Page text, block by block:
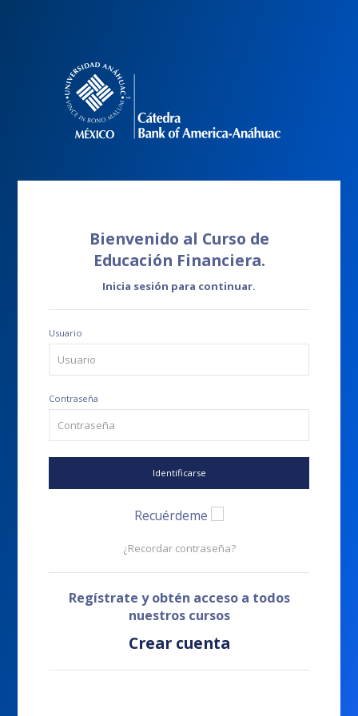
Bienvenido al Curso de
Educación Financiera.
Inicia sesión para continuar.
Usuario
Contraseña
Identificarse
Recuérdeme
¿Recordar contraseña?
Regístrate y obtén acceso a todos
nuestros cursos
Crear cuenta